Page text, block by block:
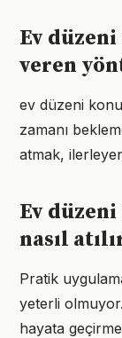
Ev düzeni
veren
ev düzeni
zamanı
atmak,
Ev
nasıl
Pratik
yeterli
hayata